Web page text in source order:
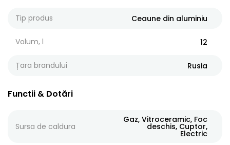
Tip produs Ceaune din aluminiu
Volum, l 12
Țara brandului Rusia
Functii & Dotări
Sursa de caldura
Gaz, Vitroceramic, Foc
deschis, Cuptor,
Electric